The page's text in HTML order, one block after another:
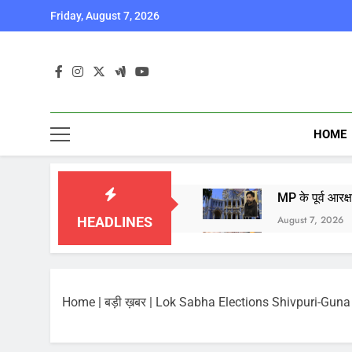
Friday, August 7, 2026
HOME
HEADLINES
MP के पूर्व
August 7, 2026
August 7, 2026
Home |बड़ी ख़बर | Lok Sabha Elections Shivpuri-Guna :